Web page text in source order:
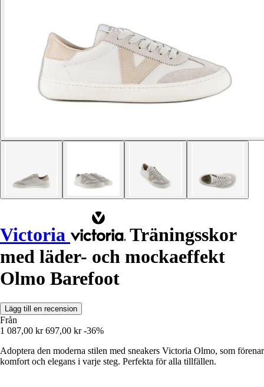
Victoria
Träningsskor
med läder- och mockaeffekt
Olmo Barefoot
Lägg till en recension
Från
1 087,00 kr 697,00 kr -36%
Adoptera den moderna stilen med sneakers Victoria Olmo, som förenar
komfort och elegans i varje steg. Perfekta för alla tillfällen.